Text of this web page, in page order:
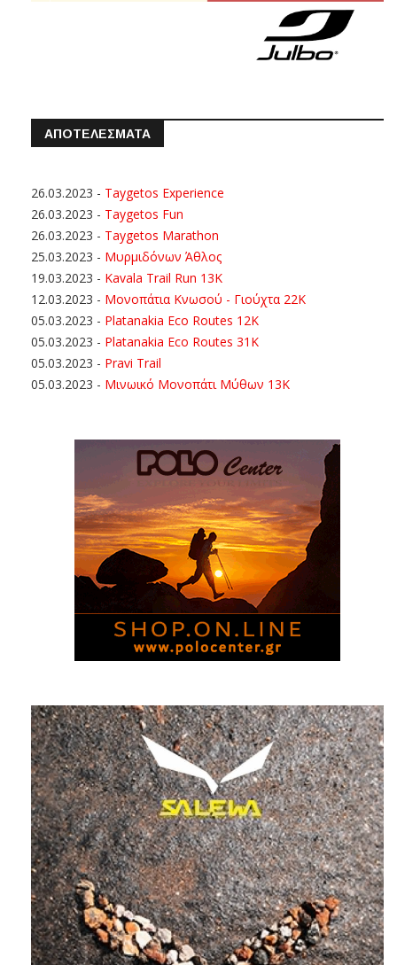
ΑΠΟΤΕΛΕΣΜΑΤΑ
26.03.2023 - Taygetos Experience
26.03.2023 - Taygetos Fun
26.03.2023 - Taygetos Marathon
25.03.2023 - Μυρμιδόνων Άθλος
19.03.2023 - Kavala Trail Run 13K
12.03.2023 - Μονοπάτια Κνωσού - Γιούχτα 22Κ
05.03.2023 - Platanakia Eco Routes 12K
05.03.2023 - Platanakia Eco Routes 31K
05.03.2023 - Pravi Trail
05.03.2023 - Μινωικό Μονοπάτι Μύθων 13Κ